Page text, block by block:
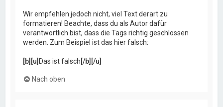
Wir empfehlen jedoch nicht, viel Text derart zu
formatieren! Beachte, dass du als Autor dafür
verantwortlich bist, dass die Tags richtig geschlossen
werden. Zum Beispiel ist das hier falsch:
[b][u] Das ist falsch [/b][/u]
Nach oben